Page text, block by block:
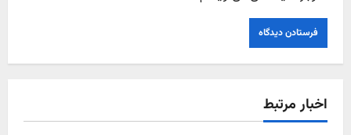
اخبار مرتبط